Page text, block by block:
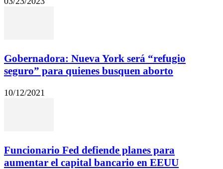
Gobernadora: Nueva York será “refugio
seguro” para quienes busquen aborto
10/12/2021
Funcionario Fed defiende planes para
aumentar el capital bancario en EEUU